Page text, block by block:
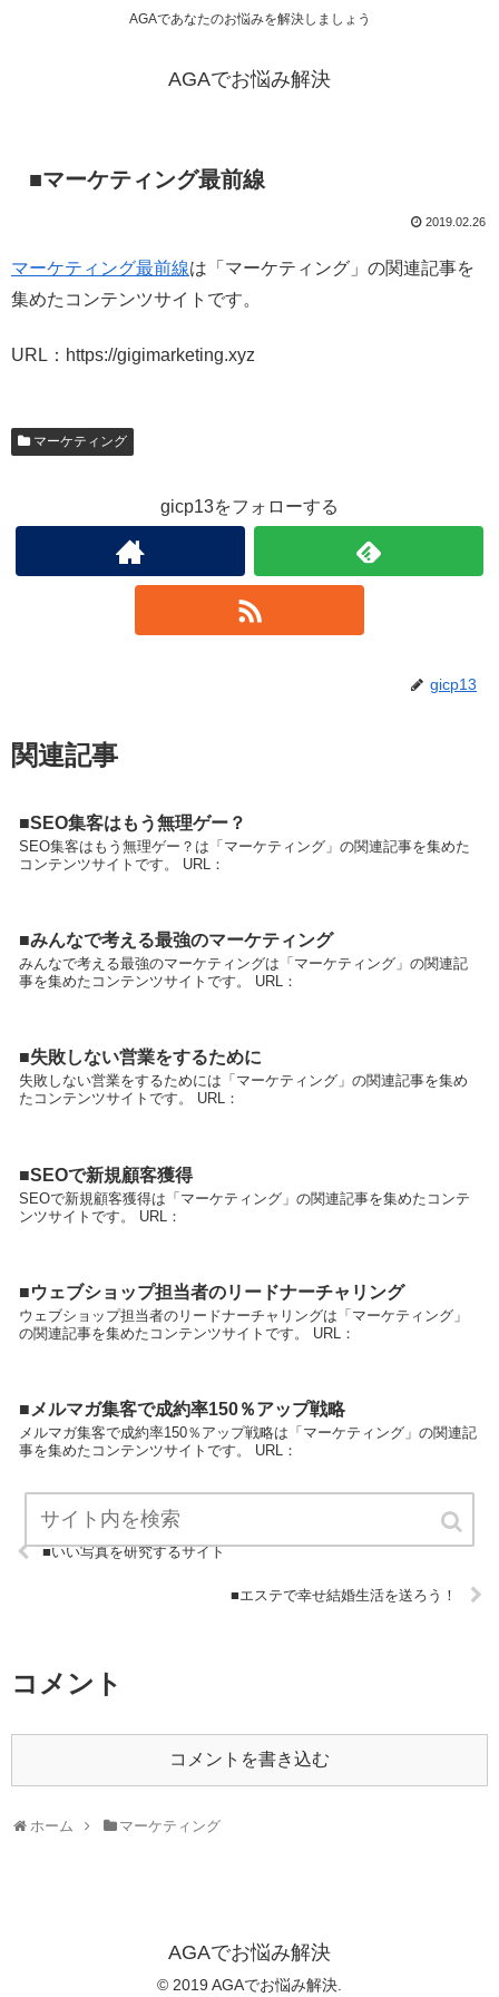
AGAであなたのお悩みを解決しましょう
AGAでお悩み解決
■マーケティング最前線
2019.02.26
マーケティング最前線は「マーケティング」の関連記事を
集めたコンテンツサイトです。
URL：https://gigimarketing.xyz
マーケティング
gicp13をフォローする
gicp13
関連記事
■SEO集客はもう無理ゲー？
SEO集客はもう無理ゲー？は「マーケティング」の関連記事を集めた
コンテンツサイトです。 URL：
■みんなで考える最強のマーケティング
みんなで考える最強のマーケティングは「マーケティング」の関連記
事を集めたコンテンツサイトです。 URL：
■失敗しない営業をするために
失敗しない営業をするためには「マーケティング」の関連記事を集め
たコンテンツサイトです。 URL：
■SEOで新規顧客獲得
SEOで新規顧客獲得は「マーケティング」の関連記事を集めたコンテ
ンツサイトです。 URL：
■ウェブショップ担当者のリードナーチャリング
ウェブショップ担当者のリードナーチャリングは「マーケティング」
の関連記事を集めたコンテンツサイトです。 URL：
■メルマガ集客で成約率150％アップ戦略
メルマガ集客で成約率150％アップ戦略は「マーケティング」の関連記
事を集めたコンテンツサイトです。 URL：
■いい写真を研究するサイト
■エステで幸せ結婚生活を送ろう！
コメント
コメントを書き込む
ホーム マーケティング
AGAでお悩み解決
© 2019 AGAでお悩み解決.